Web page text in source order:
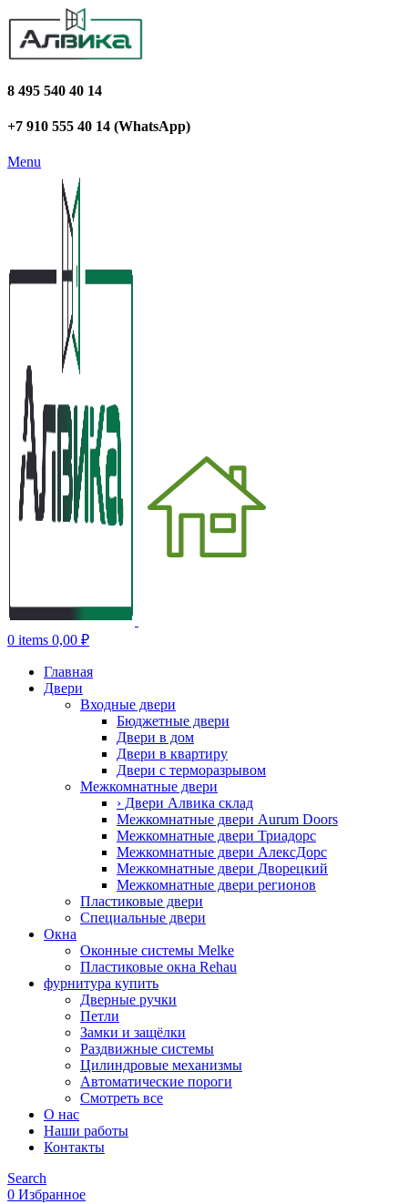
8 495 540 40 14
+7 910 555 40 14 (WhatsApp)
Menu
0 items 0,00 ₽
Главная
Двери
Входные двери
Бюджетные двери
Двери в дом
Двери в квартиру
Двери с терморазрывом
Межкомнатные двери
› Двери Алвика склад
Межкомнатные двери Aurum Doors
Межкомнатные двери Триадорс
Межкомнатные двери АлексДорс
Межкомнатные двери Дворецкий
Межкомнатные двери регионов
Пластиковые двери
Специальные двери
Окна
Оконные системы Melke
Пластиковые окна Rehau
фурнитура купить
Дверные ручки
Петли
Замки и защёлки
Раздвижные системы
Цилиндровые механизмы
Автоматические пороги
Смотреть все
О нас
Наши работы
Контакты
Search
0 Избранное